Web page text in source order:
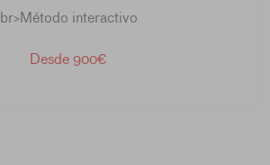
br>Método interactivo
Desde 900€